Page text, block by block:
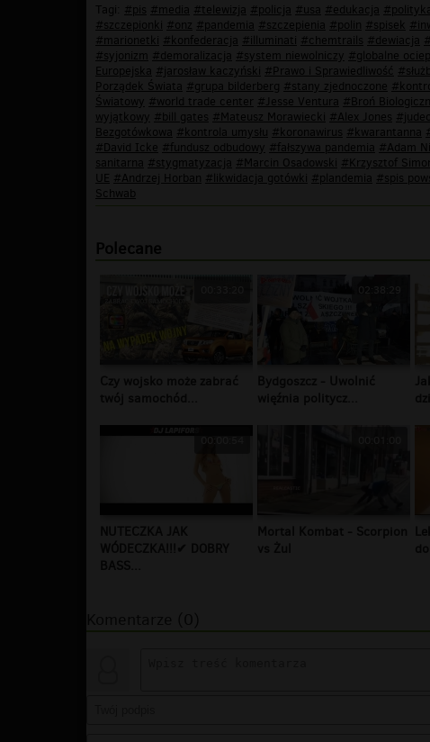
Tagi: #pis #media #telewizja #policja #usa #edukacja
#szczepionki #onz #pandemia #szczepienia #polin #spisek
#marionetki #konfederacja #illuminati #chemtrails #dewiacja
#syjonizm #demoralizacja #system niewolniczy #globalne
Europejska #jarosław kaczyński #Prawo i Sprawiedliwość
Porządek Świata #grupa bilderberg #stany zjednoczone
Światowy #world trade center #Jesse Ventura #Broń
wyjątkowy #bill gates #Mateusz Morawiecki #Alex Jones
Bezgotówkowa #kontrola umysłu #koronawirus #kwarantanna
#David Icke #fundusz odbudowy #fałszywa pandemia #Adam
sanitarna #stygmatyzacja #Marcin Osadowski #Krzysztof
UE #Andrzej Horban #likwidacja gotówki #plandemia #spis
Schwab
Polecane